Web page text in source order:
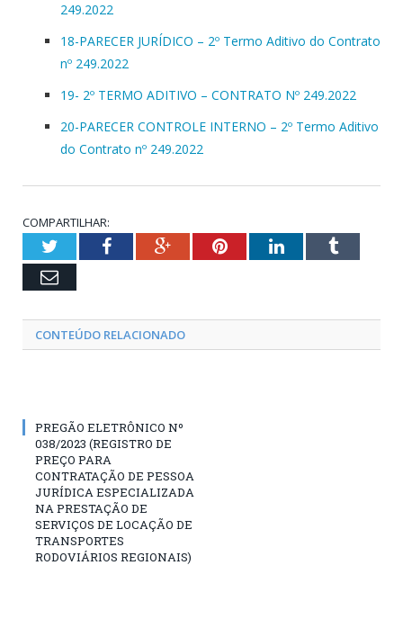
249.2022
18-PARECER JURÍDICO – 2º Termo Aditivo do Contrato
nº 249.2022
19- 2º TERMO ADITIVO – CONTRATO Nº 249.2022
20-PARECER CONTROLE INTERNO – 2º Termo Aditivo
do Contrato nº 249.2022
COMPARTILHAR:
TwitterFacebookGoogle+PinterestLinkedInTumblr
Email
CONTEÚDO RELACIONADO
PREGÃO ELETRÔNICO Nº
038/2023 (REGISTRO DE
PREÇO PARA
CONTRATAÇÃO DE PESSOA
JURÍDICA ESPECIALIZADA
NA PRESTAÇÃO DE
SERVIÇOS DE LOCAÇÃO DE
TRANSPORTES
RODOVIÁRIOS REGIONAIS)